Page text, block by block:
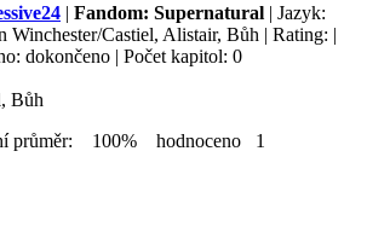
| Fandom: Supernatural | Jazyk:
Winchester/Castiel, Alistair, Bůh | Rating: |
dokončeno | Počet kapitol: 0
Bůh
průměr: 100% hodnoceno 1